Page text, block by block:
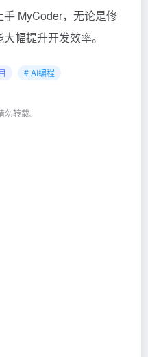
MyCoder，无论是修
幅提升开发效率。
# AI编程
转载。